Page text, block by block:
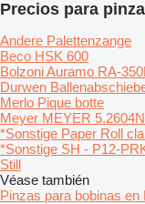
Precios para
Andere Palettenzange
Beco HSK 600
Bolzoni Auramo RA-
Durwen
Merlo Pique botte
Meyer MEYER
*Sonstige Paper Roll
*Sonstige SH - P12-
Still
Véase también
Pinzas para bobinas en